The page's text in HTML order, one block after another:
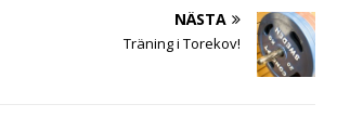
NÄSTA
Träning i Torekov!